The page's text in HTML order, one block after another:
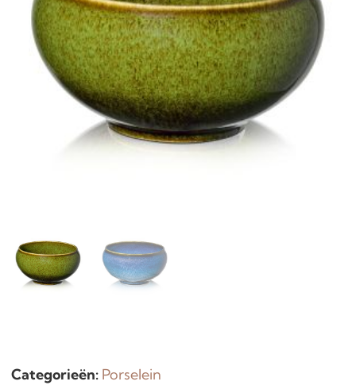
Categorieën: Porselein